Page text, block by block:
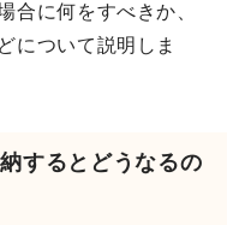
合に何をすべきか、
について説明しま
するとどうなるの